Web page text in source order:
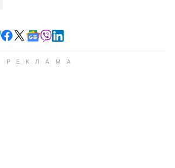
Читайте у Telegram
Читайте у Facebook
Читайте у X
Читайте у Google news
Читайте у Viber
Читайте у LinkedIn